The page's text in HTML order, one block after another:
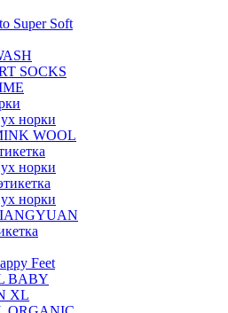
Super Soft
SOCKS
норки
WOOL
норки
норки
Feet
BABY
XL